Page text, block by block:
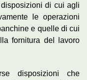
di cui agli
le operazioni
e quelle di cui
fornitura del lavoro
disposizioni che